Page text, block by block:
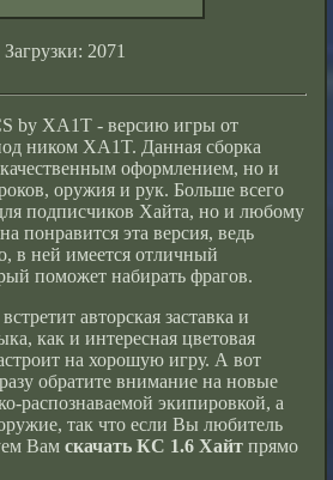
Загрузки: 2071
by XA1T - версию игры от
ником XA1T. Данная сборка
качественным оформлением, но и
оружия и рук. Больше всего
подписчиков Хайта, но и любому
понравится эта версия, ведь
в ней имеется отличный
поможет набирать фрагов.
авторская заставка и
как и интересная цветовая
на хорошую игру. А вот
обратите внимание на новые
распознаваемой экипировкой, а
так что если Вы любитель
Вамскачать КС 1.6 Хайт прямо